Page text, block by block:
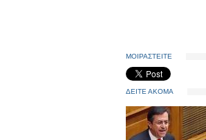
ΜΟΙΡΑΣΤΕΙΤΕ
ΔΕΙΤΕ ΑΚΟΜΑ